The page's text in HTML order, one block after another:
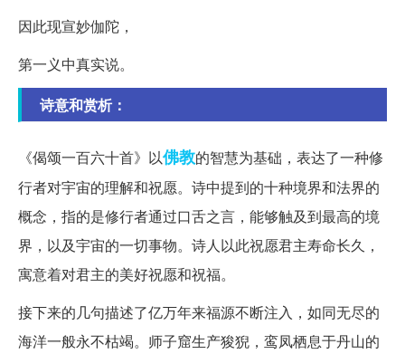
因此现宣妙伽陀，
第一义中真实说。
诗意和赏析：
《偈颂一百六十首》以佛教的智慧为基础，表达了一种修
行者对宇宙的理解和祝愿。诗中提到的十种境界和法界的
概念，指的是修行者通过口舌之言，能够触及到最高的境
界，以及宇宙的一切事物。诗人以此祝愿君主寿命长久，
寓意着对君主的美好祝愿和祝福。
接下来的几句描述了亿万年来福源不断注入，如同无尽的
海洋一般永不枯竭。师子窟生产狻猊，鸾凤栖息于丹山的